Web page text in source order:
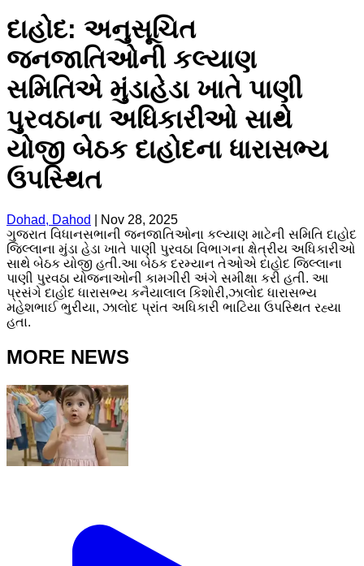
દાહોદ: અનુસૂચિત
જનજાતિઓની કલ્યાણ
સમિતિએ મુંડાહેડા ખાતે પાણી
પુરવઠાના અધિકારીઓ સાથે
યોજી બેઠક દાહોદના ધારાસભ્ય
ઉપસ્થિત
Dohad, Dahod
Nov 28, 2025
ગુજરાત વિધાનસભાની જનજાતિઓના કલ્યાણ માટેની સમિતિ દાહોદ
જિલ્લાના મુંડા હેડા ખાતે પાણી પુરવઠા વિભાગના ક્ષેત્રીય અધિકારીઓ
સાથે બેઠક યોજી હતી.આ બેઠક દરમ્યાન તેઓએ દાહોદ જિલ્લાના
પાણી પુરવઠા યોજનાઓની કામગીરી અંગે સમીક્ષા કરી હતી. આ
પ્રસંગે દાહોદ ધારાસભ્ય કનૈયાલાલ કિશોરી,ઝાલોદ ધારાસભ્ય
મહેશભાઈ ભુરીયા, ઝાલોદ પ્રાંત અધિકારી ભાટિયા ઉપસ્થિત રહ્યા
હતા.
MORE NEWS